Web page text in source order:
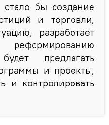
бы создание
и торговли,
разработает
будет предлагать
и проекты,
и контролировать